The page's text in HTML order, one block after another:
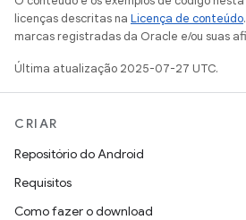
licenças descritas na Licença de conteúdo
marcas registradas da Oracle e/ou suas
Última atualização 2025-07-27 UTC.
CRIAR
Repositório do Android
Requisitos
Como fazer o download